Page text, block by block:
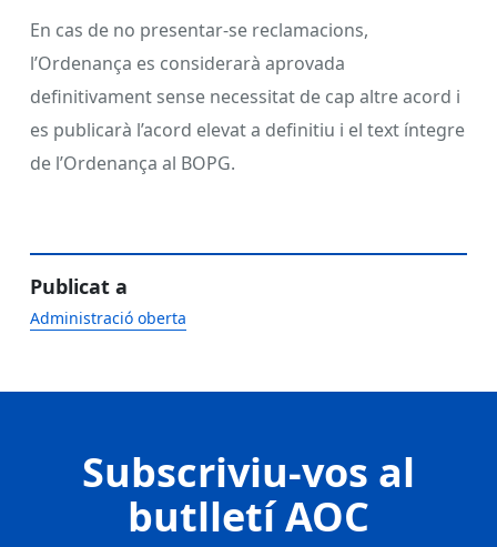
En cas de no presentar-se reclamacions,
l’Ordenança es considerarà aprovada
definitivament sense necessitat de cap altre acord i
es publicarà l’acord elevat a definitiu i el text íntegre
de l’Ordenança al BOPG.
Publicat a
Administració oberta
Subscriviu-vos al
butlletí AOC